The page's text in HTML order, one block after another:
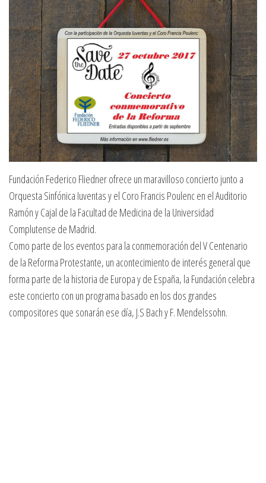
Fundación Federico Fliedner ofrece un maravilloso concierto junto a
Orquesta Sinfónica Iuventas y el Coro Francis Poulenc en el Auditorio
Ramón y Cajal de la Facultad de Medicina de la Universidad
Complutense de Madrid.
Como parte de los eventos para la conmemoración del V Centenario
de la Reforma Protestante, un acontecimiento de interés general que
forma parte de la historia de Europa y de España, la Fundación celebra
este concierto con un programa basado en los dos grandes
compositores que sonarán ese día, J.S Bach y F. Mendelssohn.